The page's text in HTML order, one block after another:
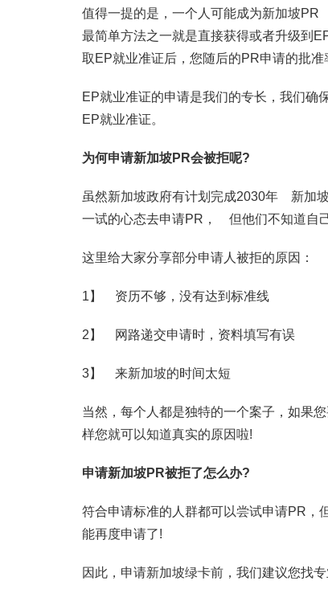
值得一提的是，一个人可能成为新加坡PR
最简单方法之一就是直接获得或者升级到
取EP就业准证后，您随后的PR申请的批
EP就业准证的申请是我们的专长，我们确
EP就业准证。
为何申请新加坡PR会被拒呢?
虽然新加坡政府有计划完成2030年 新加
一试的心态去申请PR， 但他们不知道自
这里给大家分享部分申请人被拒的原因：
1】 资历不够，没有达到标准线
2】 网路递交申请时，资料填写有误
3】 来新加坡的时间太短
当然，每个人都是独特的一个案子，如果
样您就可以知道真实的原因啦!
申请新加坡PR被拒了怎么办?
符合申请标准的人群都可以尝试申请PR，
能再度申请了!
因此，申请新加坡绿卡前，我们建议您找